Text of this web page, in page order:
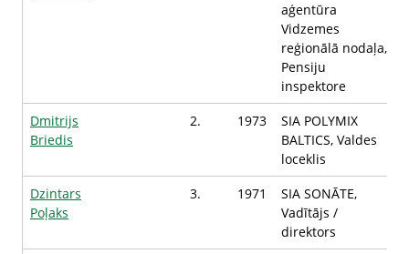
aģentūra
Vidzemes
reģionālā nodaļa,
Pensiju
inspektore
Dmitrijs
Briedis
2. 1973
SIA POLYMIX
BALTICS, Valdes
loceklis
Dzintars
Poļaks
3. 1971
SIA SONĀTE,
Vadītājs /
direktors